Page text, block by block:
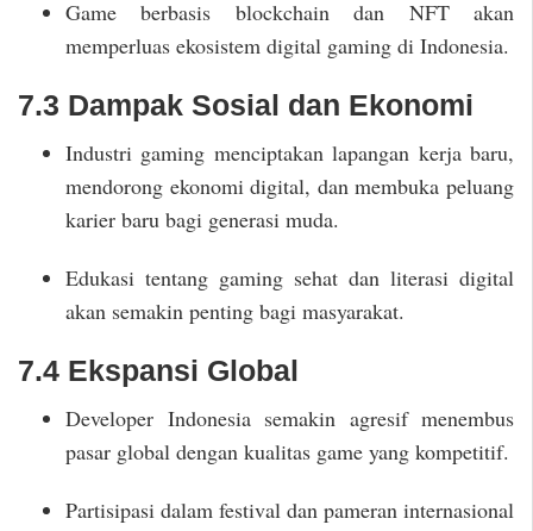
Game berbasis blockchain dan NFT akan
memperluas ekosistem digital gaming di Indonesia.
7.3 Dampak Sosial dan Ekonomi
Industri gaming menciptakan lapangan kerja baru,
mendorong ekonomi digital, dan membuka peluang
karier baru bagi generasi muda.
Edukasi tentang gaming sehat dan literasi digital
akan semakin penting bagi masyarakat.
7.4 Ekspansi Global
Developer Indonesia semakin agresif menembus
pasar global dengan kualitas game yang kompetitif.
Partisipasi dalam festival dan pameran internasional